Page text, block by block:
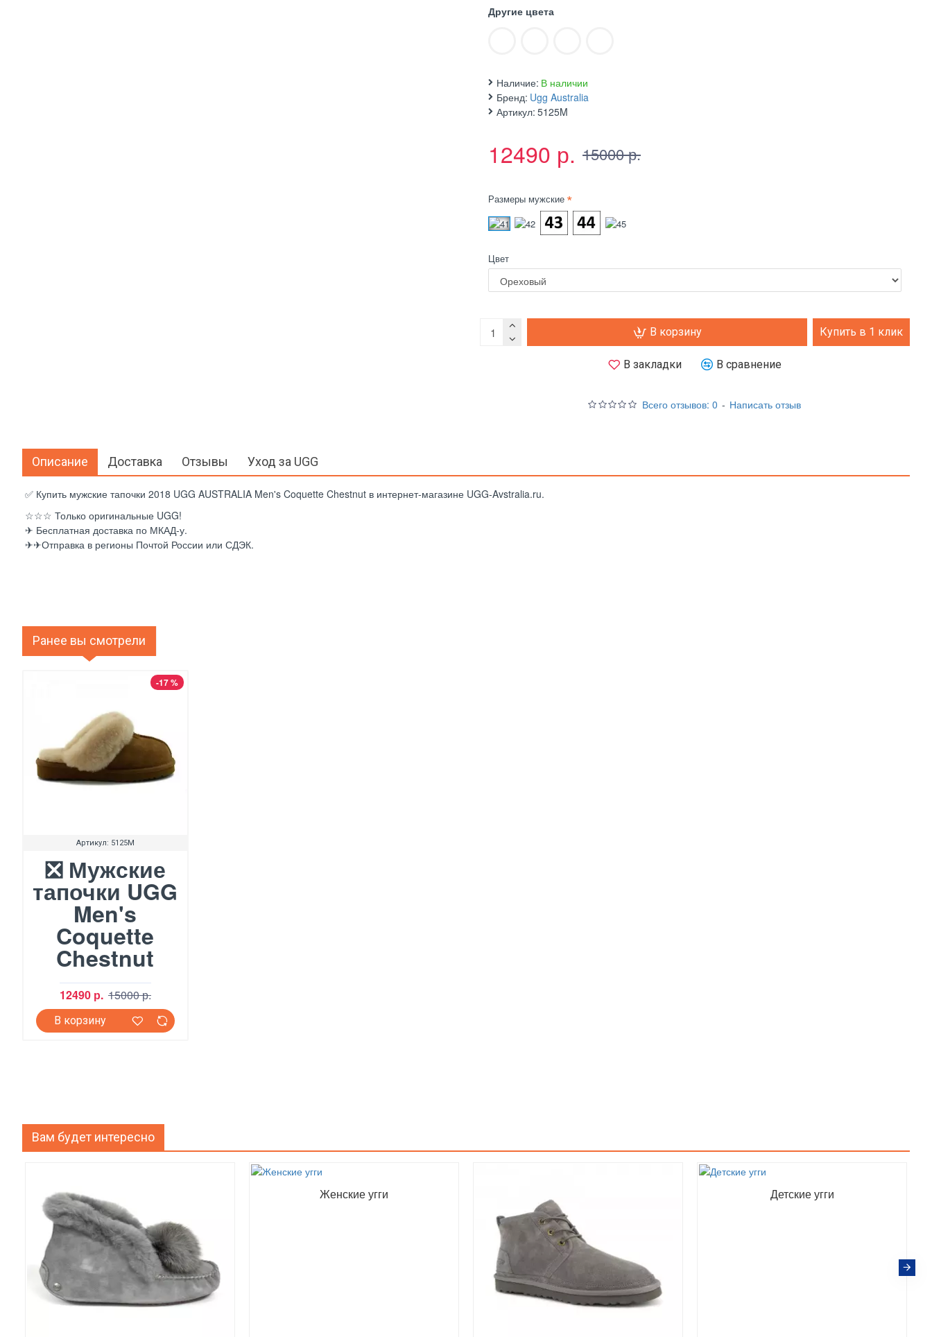
Другие цвета
Наличие: В наличии
Бренд: Ugg Australia
Артикул: 5125M
Всего отзывов: 0 - Написать отзыв
12490 р. 15000 р.
Размеры мужские
Цвет
В корзину Купить в 1 клик
В закладки В сравнение
Описание Доставка Отзывы Уход за UGG
✅ Купить мужские тапочки 2018 UGG AUSTRALIA Men's Coquette Chestnut в интернет-магазине UGG-Avstralia.ru.
☆☆☆ Только оригинальные UGG!
✈ Бесплатная доставка по МКАД-у.
✈✈Отправка в регионы Почтой России или СДЭК.
Ранее вы смотрели
-17 %
Артикул: 5125M
❎ Мужские
тапочки UGG
Men's
Coquette
Chestnut
12490 р. 15000 р.
В корзину
Вам будет интересно
Женские угги Детские угги